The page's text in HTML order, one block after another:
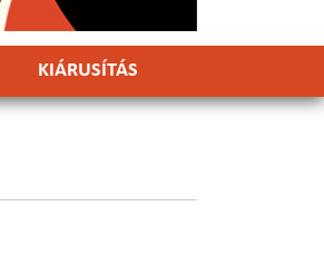
KIÁRUSÍTÁS